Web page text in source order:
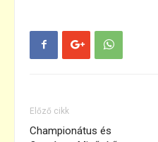
Előző cikk
Championátus és